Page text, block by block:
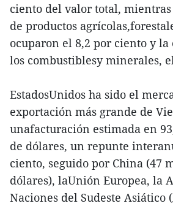
ciento del valor total,
de productos
ocuparon el 8,2 por ciento y la
los combustiblesy minerales,
EstadosUnidos ha sido el
exportación más grande de
unafacturación estimada en
de dólares, un repunte
ciento, seguido por China (47
dólares), laUnión Europea, la
Naciones del Sudeste Asiático